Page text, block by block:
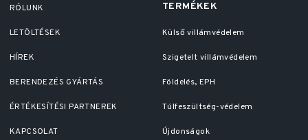
RÓLUNK
LETÖLTÉSEK
HÍREK
BERENDEZÉS GYÁRTÁS
ÉRTÉKESÍTÉSI PARTNEREK
KAPCSOLAT
TERMÉKEK
Külső villámvédelem
Szigetelt villámvédelem
Földelés, EPH
Túlfeszültség-védelem
Újdonságok